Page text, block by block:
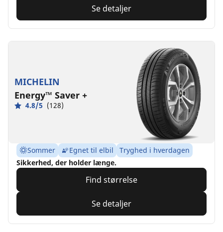
Se detaljer
MICHELIN
Energy™ Saver +
4.8/5 (128)
Sommer Egnet til elbil
Tryghed i hverdagen
Sikkerhed, der holder længe.
Find størrelse
Se detaljer